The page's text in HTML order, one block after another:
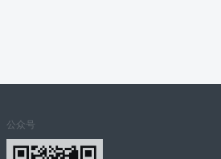
公众号